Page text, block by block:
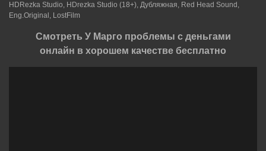
HDRezka Studio, HDrezka Studio (18+), Дубляжная, Red Head Sound,
Eng.Original, LostFilm
Смотреть У Марго проблемы с деньгами
онлайн в хорошем качестве бесплатно